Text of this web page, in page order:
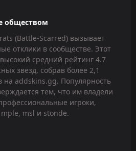
обществом
(Battle-Scarred) вызывает
отклики в сообществе. Этот
средний рейтинг 4.7
звезд, собрав более 2,1
на addskins.gg. Популярность
тем, что им владели
игроки,
msl и stonde.